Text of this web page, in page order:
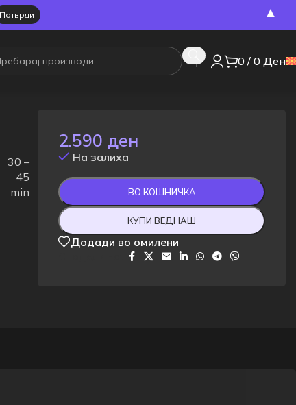
0 / 0 Ден
30 –
45
min
2.590 ден
На залиха
ВО КОШНИЧКА
КУПИ ВЕДНАШ
Додади во омилени
▲